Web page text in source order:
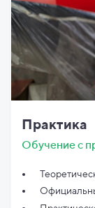
Практика
Обучение с